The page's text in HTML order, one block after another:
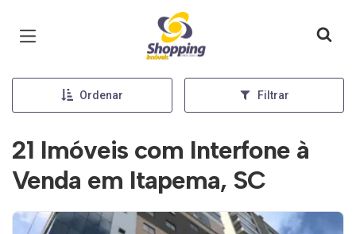
Página inicial
Ordenar Filtrar
21 Imóveis com Interfone à
Venda em Itapema, SC